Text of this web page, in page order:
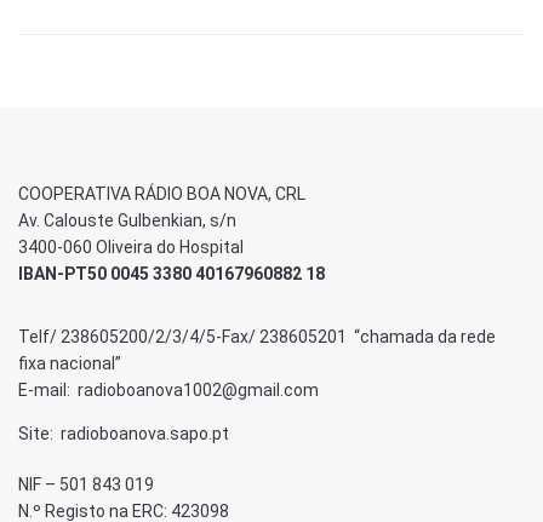
COOPERATIVA RÁDIO BOA NOVA, CRL
Av. Calouste Gulbenkian, s/n
3400-060 Oliveira do Hospital
IBAN-PT50 0045 3380 40167960882 18
Telf/ 238605200/2/3/4/5-Fax/ 238605201 “chamada da rede
fixa nacional”
E-mail: radioboanova1002@gmail.com
Site: radioboanova.sapo.pt
NIF – 501 843 019
N.º Registo na ERC: 423098